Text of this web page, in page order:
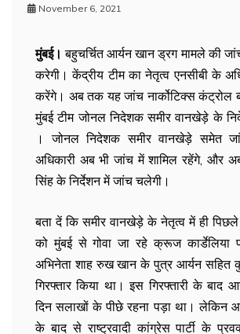
November 6, 2021
मुंबई। बहुचर्चित आर्यन खान ड्रग मामले की
करेगी। केंद्रीय टीम का नेतृत्व एनसीबी के
करेंगे। अब तक यह जांच नार्कोटिक्स कंट्रोल
मुंबई टीम जोनल निदेशक समीर वानखेड़े के
। जोनल निदेशक समीर वानखेड़े समेत
अधिकारी अब भी जांच में शामिल रहेंगे, और
सिंह के निर्देशन में जांच चलेगी।
बता दें कि समीर वानखेड़े के नेतृत्व में ही
को मुंबई से गोवा जा रहे क्रूज कार्डेलिया
अभिनेता शाह रुख खान के पुत्र आर्यन सहित
गिरफ्तार किया था। इस गिरफ्तारी के बाद
दिन सलाखों के पीछे रहना पड़ा था। लेकिन
के बाद से राष्ट्रवादी कांग्रेस पार्टी के